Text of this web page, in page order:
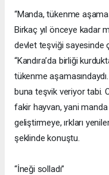
“Manda, tükenme
Birkaç yıl önceye kadar
devlet teşviği sayesinde
“Kandıra’da birliği
tükenme
buna teşvik veriyor tabi.
fakir hayvan, yani manda
geliştirmeye, ırkları
şeklinde konuştu.
“İneği solladı”